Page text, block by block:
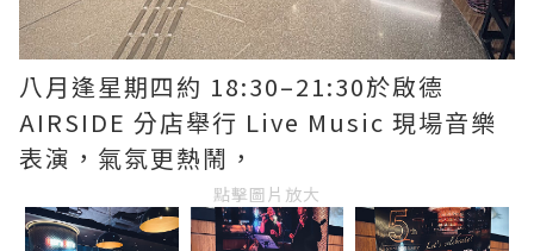
八月逢星期四約 18:30–21:30於啟德
AIRSIDE 分店舉行 Live Music 現場音樂
表演，氣氛更熱鬧，
點擊圖片放大